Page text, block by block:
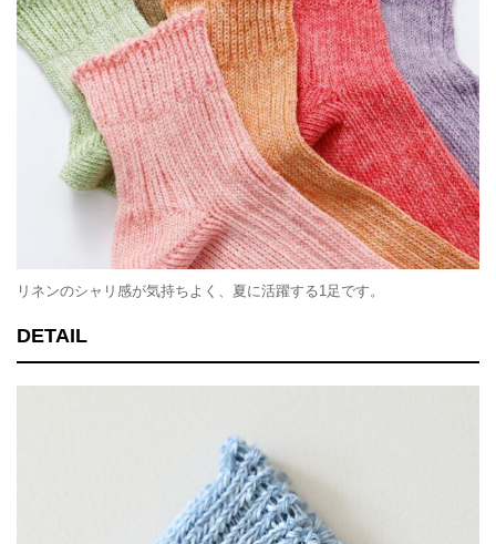
リネンのシャリ感が気持ちよく、夏に活躍する1足です。
DETAIL